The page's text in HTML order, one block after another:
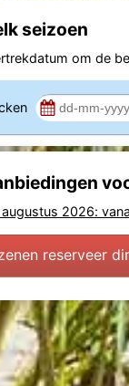
seizoen
om de
2026:
en reserveer